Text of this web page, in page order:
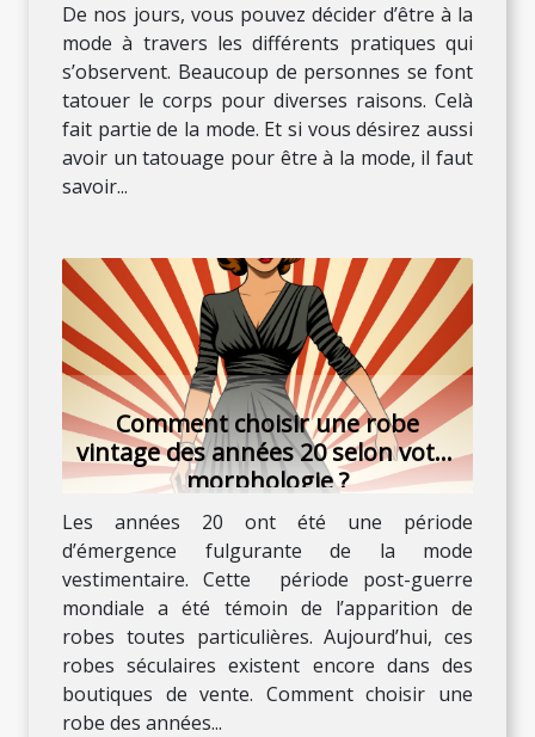
De nos jours, vous pouvez décider d’être à la
mode à travers les différents pratiques qui
s’observent. Beaucoup de personnes se font
tatouer le corps pour diverses raisons. Celà
fait partie de la mode. Et si vous désirez aussi
avoir un tatouage pour être à la mode, il faut
savoir...
Comment choisir une robe
vintage des années 20 selon votre
morphologie ?
Les années 20 ont été une période
d’émergence fulgurante de la mode
vestimentaire. Cette période post-guerre
mondiale a été témoin de l’apparition de
robes toutes particulières. Aujourd’hui, ces
robes séculaires existent encore dans des
boutiques de vente. Comment choisir une
robe des années...